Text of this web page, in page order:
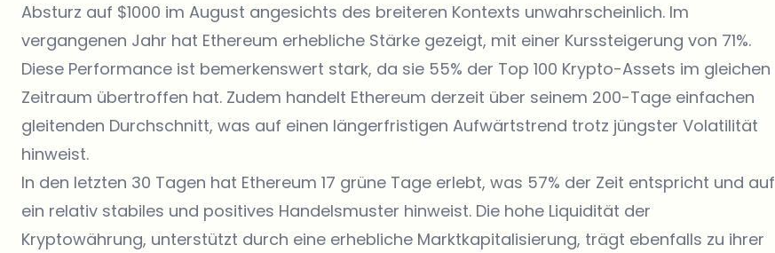
Absturz auf $1000 im August angesichts des breiteren Kontexts unwahrscheinlich. Im
vergangenen Jahr hat Ethereum erhebliche Stärke gezeigt, mit einer Kurssteigerung von 71%.
Diese Performance ist bemerkenswert stark, da sie 55% der Top 100 Krypto-Assets im gleichen
Zeitraum übertroffen hat. Zudem handelt Ethereum derzeit über seinem 200-Tage einfachen
gleitenden Durchschnitt, was auf einen längerfristigen Aufwärtstrend trotz jüngster Volatilität
hinweist.
In den letzten 30 Tagen hat Ethereum 17 grüne Tage erlebt, was 57% der Zeit entspricht und auf
ein relativ stabiles und positives Handelsmuster hinweist. Die hohe Liquidität der
Kryptowährung, unterstützt durch eine erhebliche Marktkapitalisierung, trägt ebenfalls zu ihrer